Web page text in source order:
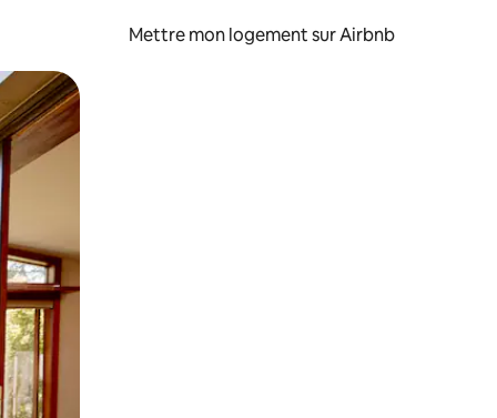
Mettre mon logement sur Airbnb